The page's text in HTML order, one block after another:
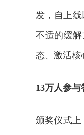
发，自上
不适的缓
态、激活核
13万人参
颁奖仪式上